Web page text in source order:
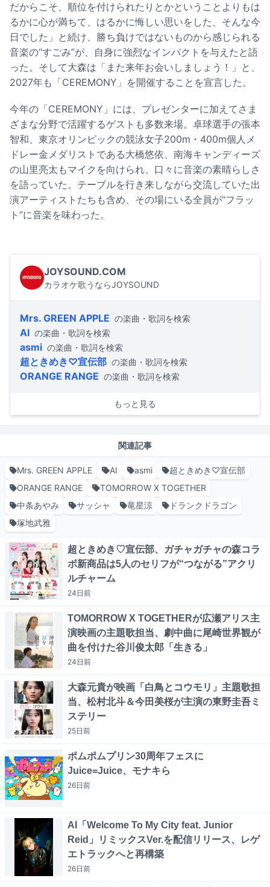
だからこそ、順位を付けられたりとかということよりもは
るかに心が満ちて、はるかに悔しい思いをした、そんな今
日でした」と続け、勝ち負けではないものから感じられる
音楽の“すごみ”が、自身に強烈なインパクトを与えたと語
った。そして大森は「また来年お会いしましょう！」と、
2027年も「CEREMONY」を開催することを宣言した。
今年の「CEREMONY」には、プレゼンターに加えてさま
ざまな分野で活躍するゲストも多数来場。卓球選手の張本
智和、東京オリンピックの競泳女子200m・400m個人メ
ドレー金メダリストである大橋悠依、南海キャンディーズ
の山里亮太もマイクを向けられ、口々に音楽の素晴らしさ
を語っていた。テーブルを行き来しながら交流していた出
演アーティストたちも含め、その場にいる全員が“フラッ
ト”に音楽を味わった。
JOYSOUND.COM
カラオケ歌うならJOYSOUND
Mrs. GREEN APPLE の楽曲・歌詞を検索
AI の楽曲・歌詞を検索
asmi の楽曲・歌詞を検索
超ときめき♡宣伝部 の楽曲・歌詞を検索
ORANGE RANGE の楽曲・歌詞を検索
もっと見る
関連記事
Mrs. GREEN APPLE AI asmi
超ときめき♡宣伝部
ORANGE RANGE
TOMORROW X TOGETHER
中条あやみ
サッシャ 竜星涼
ドランクドラゴン
塚地武雅
超ときめき♡宣伝部、ガチャガチャの森コラ
ボ新商品は5人のセリフが“つながる”アクリ
ルチャーム
24日前
TOMORROW X TOGETHERが広瀬アリス主
演映画の主題歌担当、劇中曲に尾崎世界観が
曲を付けた谷川俊太郎「生きる」
24日前
大森元貴が映画「白鳥とコウモリ」主題歌担
当、松村北斗＆今田美桜が主演の東野圭吾ミ
ステリー
25日前
ポムポムプリン30周年フェスに
Juice=Juice、モナキら
26日前
AI「Welcome To My City feat. Junior
Reid」リミックスVer.を配信リリース、レゲ
エトラックへと再構築
26日前